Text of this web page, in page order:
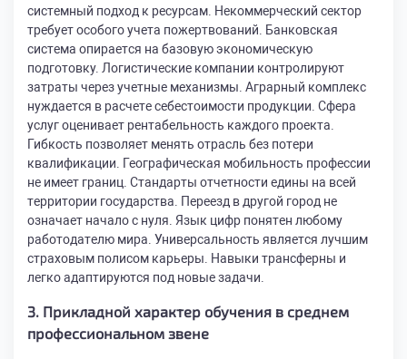
системный подход к ресурсам. Некоммерческий сектор
требует особого учета пожертвований. Банковская
система опирается на базовую экономическую
подготовку. Логистические компании контролируют
затраты через учетные механизмы. Аграрный комплекс
нуждается в расчете себестоимости продукции. Сфера
услуг оценивает рентабельность каждого проекта.
Гибкость позволяет менять отрасль без потери
квалификации. Географическая мобильность профессии
не имеет границ. Стандарты отчетности едины на всей
территории государства. Переезд в другой город не
означает начало с нуля. Язык цифр понятен любому
работодателю мира. Универсальность является лучшим
страховым полисом карьеры. Навыки трансферны и
легко адаптируются под новые задачи.
3. Прикладной характер обучения в среднем
профессиональном звене